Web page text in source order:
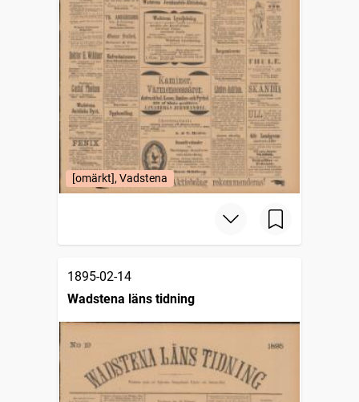
[omärkt], Vadstena
1895-02-14
Wadstena läns tidning